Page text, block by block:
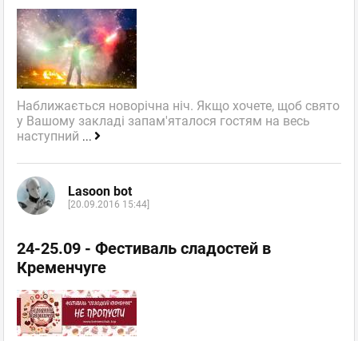
Наближається новорічна ніч. Якщо хочете, щоб свято
у Вашому закладі запам'яталося гостям на весь
наступний ...
Lasoon bot
[20.09.2016 15:44]
24-25.09 - Фестиваль сладостей в
Кременчуге